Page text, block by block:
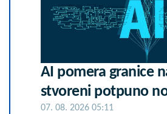
AI pomera granice
stvoreni potpuno
07. 08. 2026 05:11